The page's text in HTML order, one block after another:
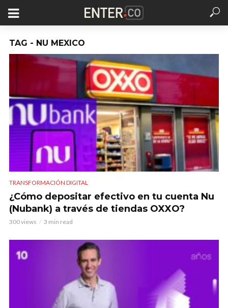
TAG - NU MEXICO
TRANSFORMACIÓN DIGITAL
¿Cómo depositar efectivo en tu cuenta Nu
(Nubank) a través de tiendas OXXO?
300 views 3 min read